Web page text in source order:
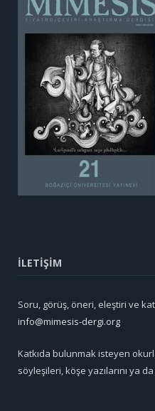
İLETİŞİM
Soru, görüş, öneri, eleştiri ve
info@mimesis-dergi.org
Katkıda bulunmak isteyen
söyleşileri, köşe yazılarını ya